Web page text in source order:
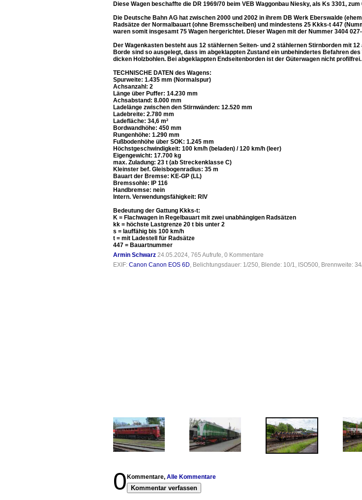
Diese Wagen beschaffte die DR 1969/70 beim VEB Waggonbau Niesky, als Ks 3301,
Die Deutsche Bahn AG hat zwischen 2000 und 2002 in ihrem DB Werk Eberswalde
Radsätze der Normalbauart (ohne Bremsscheiben) und mindestens 25 Kkks-t 447
waren somit insgesamt 75 Wagen hergerichtet. Dieser Wagen mit der Nummer 3404
Der Wagenkasten besteht aus 12 stählernen Seiten- und 2 stählernen Stirnborden mit
Borde sind so ausgelegt, dass im abgeklappten Zustand ein unbehindertes Befahren
dicken Holzbohlen. Bei abgeklappten Endseitenborden ist der Güterwagen nicht profilfrei.
TECHNISCHE DATEN des Wagens:
Spurweite: 1.435 mm (Normalspur)
Achsanzahl: 2
Länge über Puffer: 14.230 mm
Achsabstand: 8.000 mm
Ladelänge zwischen den Stirnwänden: 12.520 mm
Ladebreite: 2.780 mm
Ladefläche: 34,6 m²
Bordwandhöhe: 450 mm
Rungenhöhe: 1.290 mm
Fußbodenhöhe über SOK: 1.245 mm
Höchstgeschwindigkeit: 100 km/h (beladen) / 120 km/h (leer)
Eigengewicht: 17.700 kg
max. Zuladung: 23 t (ab Streckenklasse C)
Kleinster bef. Gleisbogenradius: 35 m
Bauart der Bremse: KE-GP (LL)
Bremssohle: IP 116
Handbremse: nein
Intern. Verwendungsfähigkeit: RIV
Bedeutung der Gattung Kkks-t:
K = Flachwagen in Regelbauart mit zwei unabhängigen Radsätzen
kk = höchste Lastgrenze 20 t bis unter 2
s = lauffähig bis 100 km/h
t = mit Ladestell für Radsätze
447 = Bauartnummer
Armin Schwarz 24.05.2024, 765 Aufrufe, 0 Kommentare
EXIF: Canon Canon EOS 6D, Belichtungsdauer: 1/250, Blende: 10/1, ISO500, Brennweite:
0 Kommentare, Alle Kommentare
Kommentar verfassen